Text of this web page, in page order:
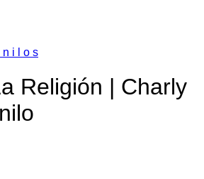
n i l o s
Religión | Charly